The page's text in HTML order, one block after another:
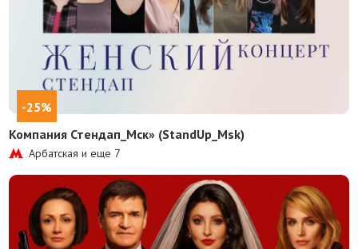
-25%
Компания Стендап_Мск» (StandUp_Msk)
Арбатская и еще 7